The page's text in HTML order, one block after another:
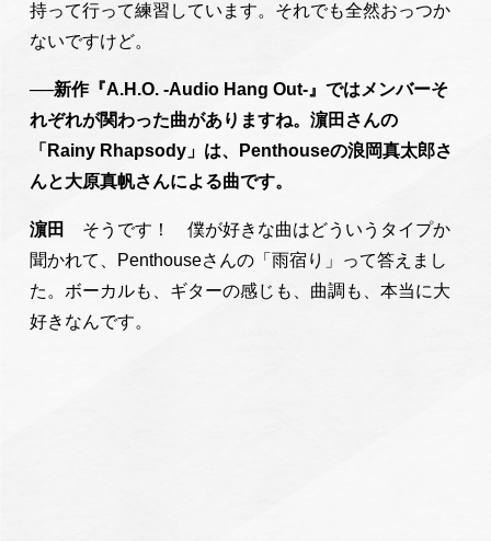
持って行って練習しています。それでも全然おっつか
ないですけど。
──新作『A.H.O. -Audio Hang Out-』ではメンバーそ
れぞれが関わった曲がありますね。濵田さんの
「Rainy Rhapsody」は、Penthouseの浪岡真太郎さ
んと大原真帆さんによる曲です。
濵田
そうです！ 僕が好きな曲はどういうタイプか
聞かれて、Penthouseさんの「雨宿り」って答えまし
た。ボーカルも、ギターの感じも、曲調も、本当に大
好きなんです。